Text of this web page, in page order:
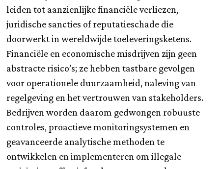
leiden tot aanzienlijke financiële verliezen,
juridische sancties of reputatieschade die
doorwerkt in wereldwijde toeleveringsketens.
Financiële en economische misdrijven zijn geen
abstracte risico’s; ze hebben tastbare gevolgen
voor operationele duurzaamheid, naleving van
regelgeving en het vertrouwen van stakeholders.
Bedrijven worden daarom gedwongen robuuste
controles, proactieve monitoringsystemen en
geavanceerde analytische methoden te
ontwikkelen en implementeren om illegale